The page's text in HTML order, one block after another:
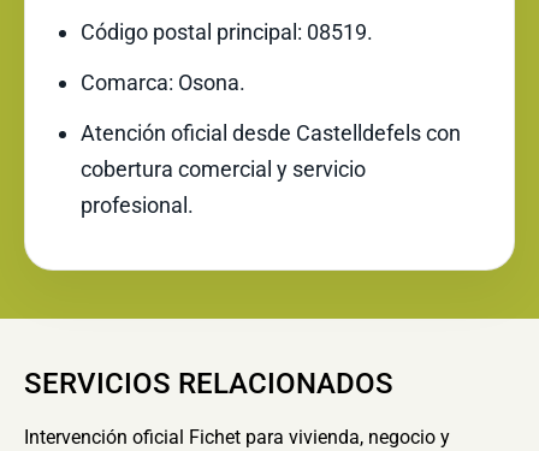
Código postal principal: 08519.
Comarca: Osona.
Atención oficial desde Castelldefels con
cobertura comercial y servicio
profesional.
SERVICIOS RELACIONADOS
Intervención oficial Fichet para vivienda, negocio y